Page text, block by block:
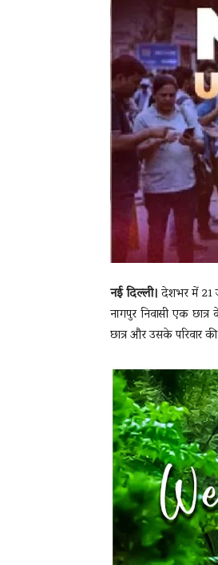
नई दिल्ली।देशभर में 21
नागपुर निवासी एक
छात्र और उसके परिवार